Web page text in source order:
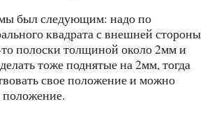
был следующим: надо по
квадрата с внешней стороны
то полоски толщиной около 2мм и
тоже поднятые на 2мм, тогда
свое положение и можно
положение.